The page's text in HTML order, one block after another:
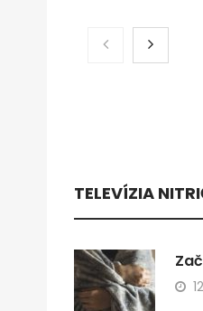
TELEVÍZIA